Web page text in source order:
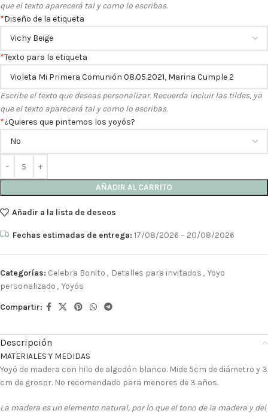
que el texto aparecerá tal y como lo escribas.
*Diseño de la etiqueta
*Texto para la etiqueta
Escribe el texto que deseas personalizar. Recuerda incluir las tildes, ya
que el texto aparecerá tal y como lo escribas.
*¿Quieres que pintemos los yoyós?
AÑADIR AL CARRITO
Añadir a la lista de deseos
Fechas estimadas de entrega: 17/08/2026 – 20/08/2026
Categorías: Celebra Bonito , Detalles para invitados , Yoyo
personalizado , Yoyós
Compartir:
Descripción
MATERIALES Y MEDIDAS
Yoyó de madera con hilo de algodón blanco. Mide 5cm de diámetro y 3
cm de grosor. No recomendado para menores de 3 años.
La madera es un elemento natural, por lo que el tono de la madera y del